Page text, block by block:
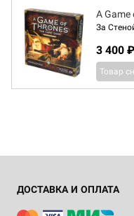
A Game
За
3 400 ₽
Товар
ДОСТАВКА И ОПЛАТА